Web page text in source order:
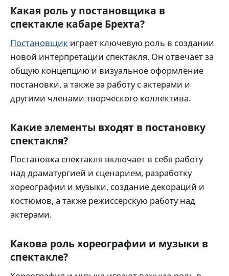
Какая роль у постановщика в
спектакле кабаре Брехта?
Постановщик играет ключевую роль в создании
новой интерпретации спектакля. Он отвечает за
общую концепцию и визуальное оформление
постановки, а также за работу с актерами и
другими членами творческого коллектива.
Какие элементы входят в постановку
спектакля?
Постановка спектакля включает в себя работу
над драматургией и сценарием, разработку
хореографии и музыки, создание декораций и
костюмов, а также режиссерскую работу над
актерами.
Какова роль хореографии и музыки в
спектакле?